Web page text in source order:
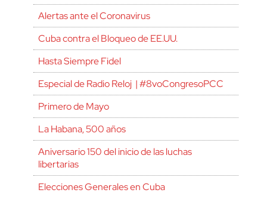
Alertas ante el Coronavirus
Cuba contra el Bloqueo de EE.UU.
Hasta Siempre Fidel
Especial de Radio Reloj | #8voCongresoPCC
Primero de Mayo
La Habana, 500 años
Aniversario 150 del inicio de las luchas
libertarias
Elecciones Generales en Cuba